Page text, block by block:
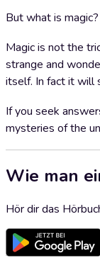
But what is magic?
Magic is not the
strange and
itself. In fact it will
If you seek
mysteries of the
Wie man
Hör dir das